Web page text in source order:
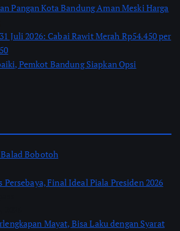
Pangan Kota Bandung Aman Meski Harga
Juli 2026: Cabai Rawit Merah Rp54.450 per
Pemkot Bandung Siapkan Opsi
Bobotoh
Persebaya, Final Ideal Piala Presiden 2026
Mayat, Bisa Laku dengan Syarat